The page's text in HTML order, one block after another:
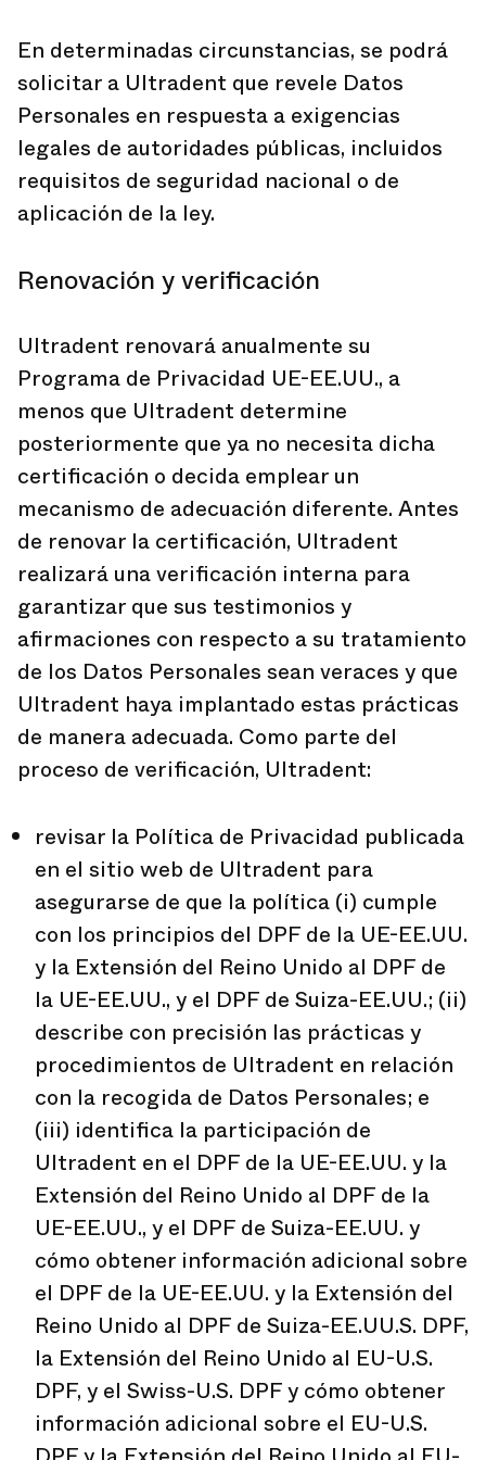
En determinadas circunstancias, se podrá
solicitar a Ultradent que revele Datos
Personales en respuesta a exigencias
legales de autoridades públicas, incluidos
requisitos de seguridad nacional o de
aplicación de la ley.
Renovación y verificación
Ultradent renovará anualmente su
Programa de Privacidad UE-EE.UU., a
menos que Ultradent determine
posteriormente que ya no necesita dicha
certificación o decida emplear un
mecanismo de adecuación diferente. Antes
de renovar la certificación, Ultradent
realizará una verificación interna para
garantizar que sus testimonios y
afirmaciones con respecto a su tratamiento
de los Datos Personales sean veraces y que
Ultradent haya implantado estas prácticas
de manera adecuada. Como parte del
proceso de verificación, Ultradent:
revisar la Política de Privacidad publicada
en el sitio web de Ultradent para
asegurarse de que la política (i) cumple
con los principios del DPF de la UE-EE.UU.
y la Extensión del Reino Unido al DPF de
la UE-EE.UU., y el DPF de Suiza-EE.UU.; (ii)
describe con precisión las prácticas y
procedimientos de Ultradent en relación
con la recogida de Datos Personales; e
(iii) identifica la participación de
Ultradent en el DPF de la UE-EE.UU. y la
Extensión del Reino Unido al DPF de la
UE-EE.UU., y el DPF de Suiza-EE.UU. y
cómo obtener información adicional sobre
el DPF de la UE-EE.UU. y la Extensión del
Reino Unido al DPF de Suiza-EE.UU.S. DPF,
la Extensión del Reino Unido al EU-U.S.
DPF, y el Swiss-U.S. DPF y cómo obtener
información adicional sobre el EU-U.S.